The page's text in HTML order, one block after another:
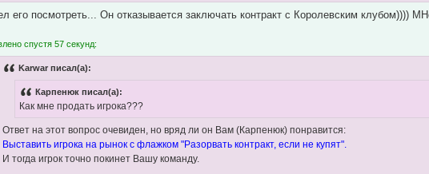
его посмотреть... Он отказывается заключать контракт с Королевским клубом))))
спустя 57 секунд:
Karwar писал(а):
Карпенюк писал(а):
Как мне продать игрока???
Ответ на этот вопрос очевиден, но вряд ли он Вам (Карпенюк) понравится:
Выставить игрока на рынок с флажком "Разорвать контракт, если не купят".
И тогда игрок точно покинет Вашу команду.